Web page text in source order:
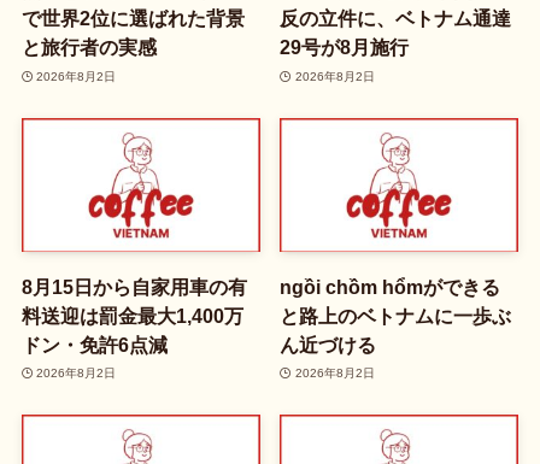
で世界2位に選ばれた背景
と旅行者の実感
2026年8月2日
反の立件に、ベトナム通達
29号が8月施行
2026年8月2日
8月15日から自家用車の有
料送迎は罰金最大1,400万
ドン・免許6点減
2026年8月2日
ngồi chồm hổmができる
と路上のベトナムに一歩ぶ
ん近づける
2026年8月2日